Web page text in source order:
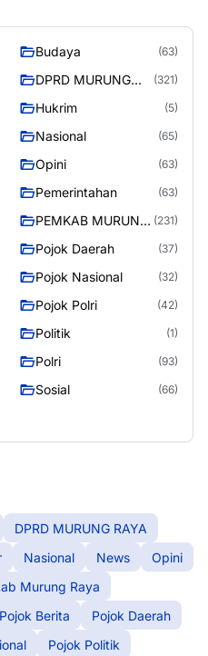
Budaya (63)
DPRD MURUNG
(321)
Hukrim (5)
Nasional (65)
Opini (63)
Pemerintahan (63)
PEMKAB MURUNG (231)
Pojok Daerah (37)
Pojok Nasional (32)
Pojok Polri (42)
Politik (1)
Polri (93)
Sosial (66)
DPRD MURUNG RAYA
Nasional News
Opini
Murung Raya
Pojok Berita
Pojok Daerah
Pojok Politik